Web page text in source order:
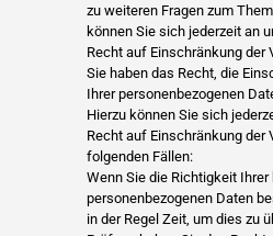
zu weiteren Fragen zum
können Sie sich jederzeit an
Recht auf Einschränkung der
Sie haben das Recht, die
Ihrer personenbezogenen
Hierzu können Sie sich
Recht auf Einschränkung der
folgenden Fällen:
Wenn Sie die Richtigkeit
personenbezogenen Daten
in der Regel Zeit, um dies zu